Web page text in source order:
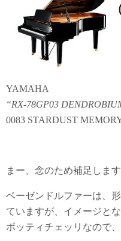
YAMAHA
“RX-78GP03
0083 STARDUST
まー、念のため補足します
ベーゼンドルファーは、
ていますが、イメージと
ボッティチェッリなので、